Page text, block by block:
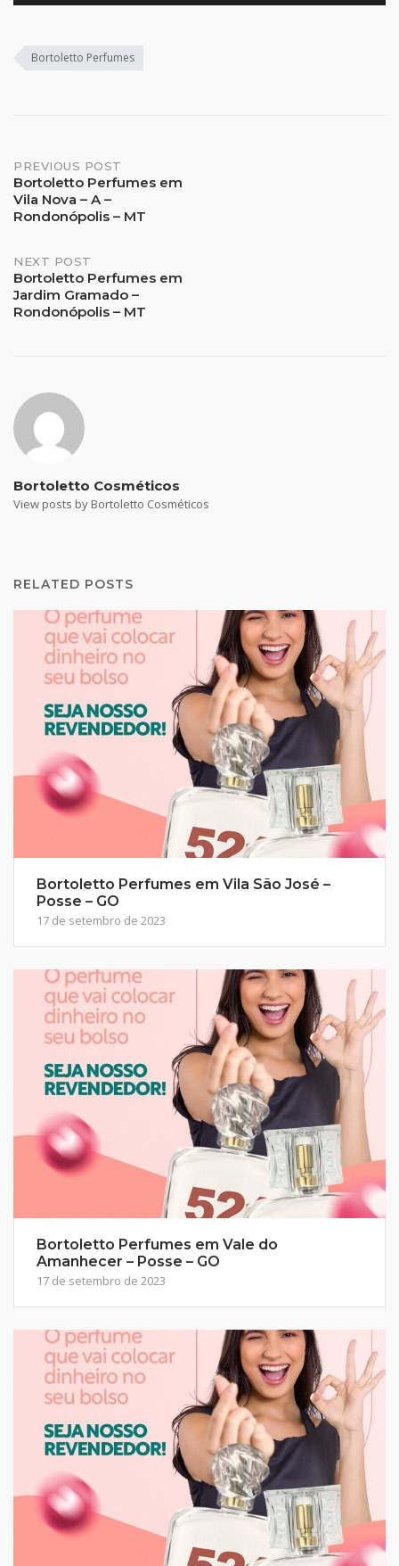
Bortoletto Perfumes
Post
navigation
PREVIOUS POST
Bortoletto Perfumes em
Vila Nova – A –
Rondonópolis – MT
NEXT POST
Bortoletto Perfumes em
Jardim Gramado –
Rondonópolis – MT
Bortoletto Cosméticos
View posts by Bortoletto Cosméticos
RELATED POSTS
Bortoletto Perfumes em Vila São José –
Posse – GO
17 de setembro de 2023
Bortoletto Perfumes em Vale do
Amanhecer – Posse – GO
17 de setembro de 2023